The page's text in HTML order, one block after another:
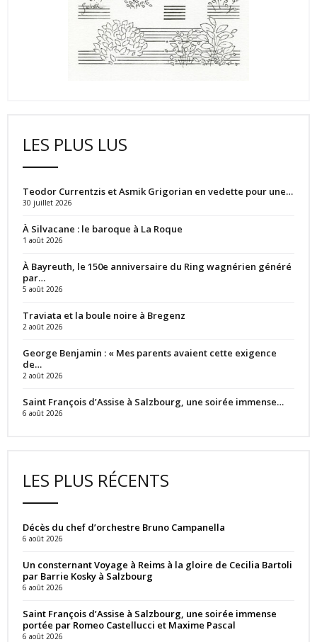
LES PLUS LUS
Teodor Currentzis et Asmik Grigorian en vedette pour une…
30 juillet 2026
À Silvacane : le baroque à La Roque
1 août 2026
À Bayreuth, le 150e anniversaire du Ring wagnérien généré
par…
5 août 2026
Traviata et la boule noire à Bregenz
2 août 2026
George Benjamin : « Mes parents avaient cette exigence
de…
2 août 2026
Saint François d’Assise à Salzbourg, une soirée immense…
6 août 2026
LES PLUS RÉCENTS
Décès du chef d’orchestre Bruno Campanella
6 août 2026
Un consternant Voyage à Reims à la gloire de Cecilia Bartoli
par Barrie Kosky à Salzbourg
6 août 2026
Saint François d’Assise à Salzbourg, une soirée immense
portée par Romeo Castellucci et Maxime Pascal
6 août 2026